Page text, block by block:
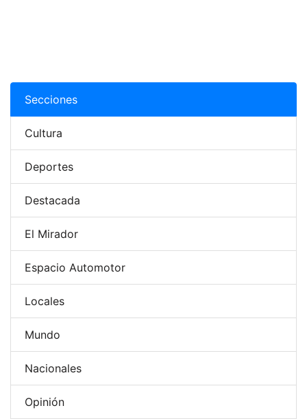
Secciones
Cultura
Deportes
Destacada
El Mirador
Espacio Automotor
Locales
Mundo
Nacionales
Opinión